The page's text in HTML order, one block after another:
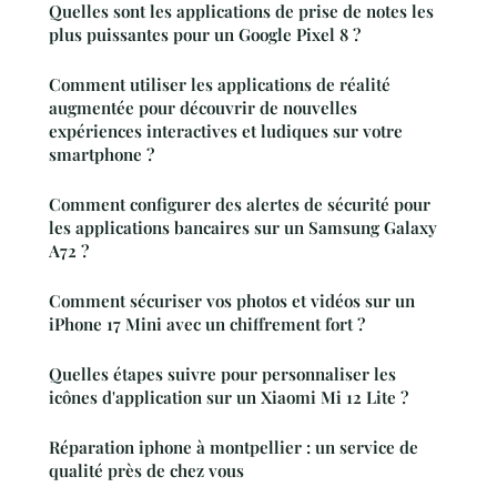
Quelles sont les applications de prise de notes les
plus puissantes pour un Google Pixel 8 ?
Comment utiliser les applications de réalité
augmentée pour découvrir de nouvelles
expériences interactives et ludiques sur votre
smartphone ?
Comment configurer des alertes de sécurité pour
les applications bancaires sur un Samsung Galaxy
A72 ?
Comment sécuriser vos photos et vidéos sur un
iPhone 17 Mini avec un chiffrement fort ?
Quelles étapes suivre pour personnaliser les
icônes d'application sur un Xiaomi Mi 12 Lite ?
Réparation iphone à montpellier : un service de
qualité près de chez vous